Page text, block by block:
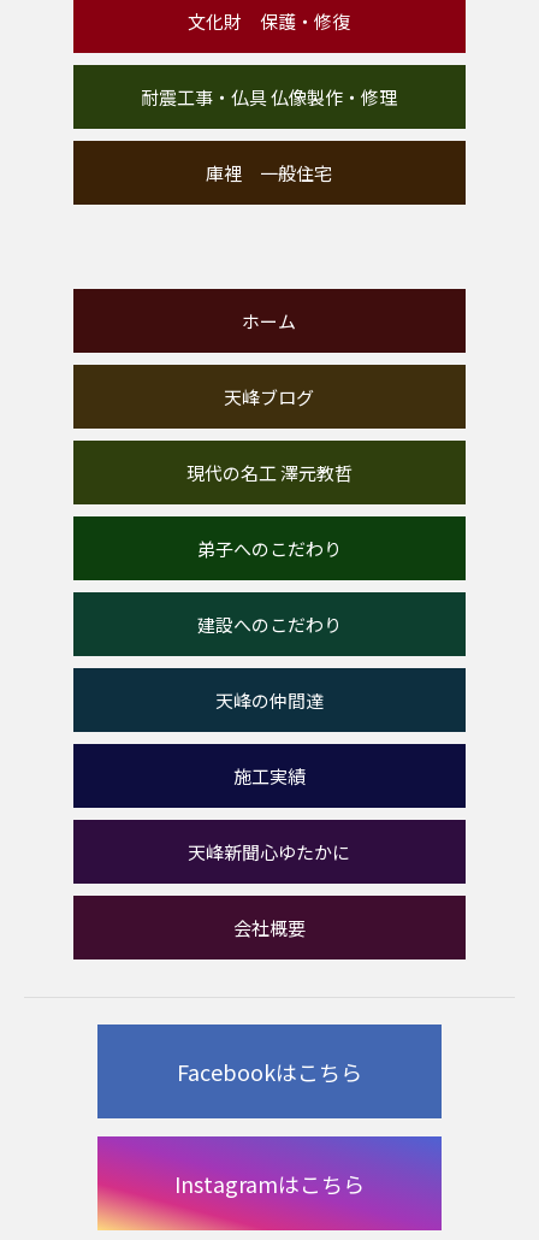
文化財 保護・修復
耐震工事・仏具 仏像製作・修理
庫裡 一般住宅
ホーム
天峰ブログ
現代の名工 澤元教哲
弟子へのこだわり
建設へのこだわり
天峰の仲間達
施工実績
天峰新聞心ゆたかに
会社概要
Facebookはこちら
Instagramはこちら